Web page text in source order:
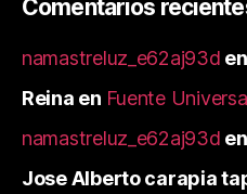
Comentarios
namastreluz_e62aj93d en
Reina en Fuente
namastreluz_e62aj93d en
Jose Alberto carapia